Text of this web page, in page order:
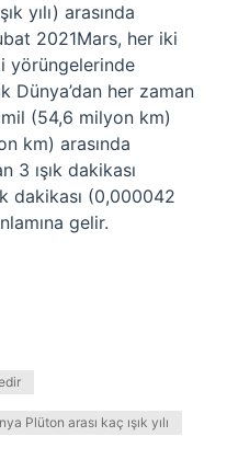
yılı) arasında
2021Mars, her iki
yörüngelerinde
Dünya’dan her zaman
mil (54,6 milyon km)
km) arasında
3 ışık dakikası
dakikası (0,000042
gelir.
Plüton arası kaç ışık yılı